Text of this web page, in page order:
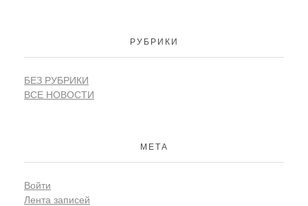
РУБРИКИ
БЕЗ РУБРИКИ
ВСЕ НОВОСТИ
МЕТА
Войти
Лента записей